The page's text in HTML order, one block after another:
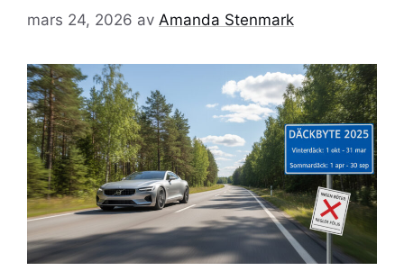
mars 24, 2026 av Amanda Stenmark